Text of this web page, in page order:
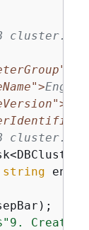
cluster.
cluster.
string
Create